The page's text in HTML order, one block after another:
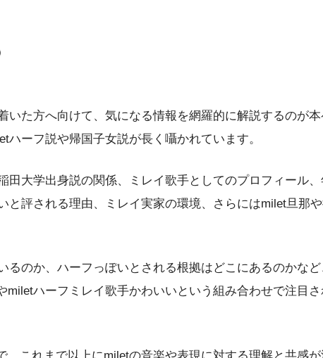
た方へ向けて、気になる情報を網羅的に解説するのが
ーフ説や帰国子女説が長く囁かれています。
田大学出身説の関係、ミレイ歌手としてのプロフィール
と評される理由、ミレイ実家の環境、さらにはmilet旦那
るのか、ハーフっぽいとされる根拠はどこにあるのかな
ハーフミレイ歌手かわいいという組み合わせで注目